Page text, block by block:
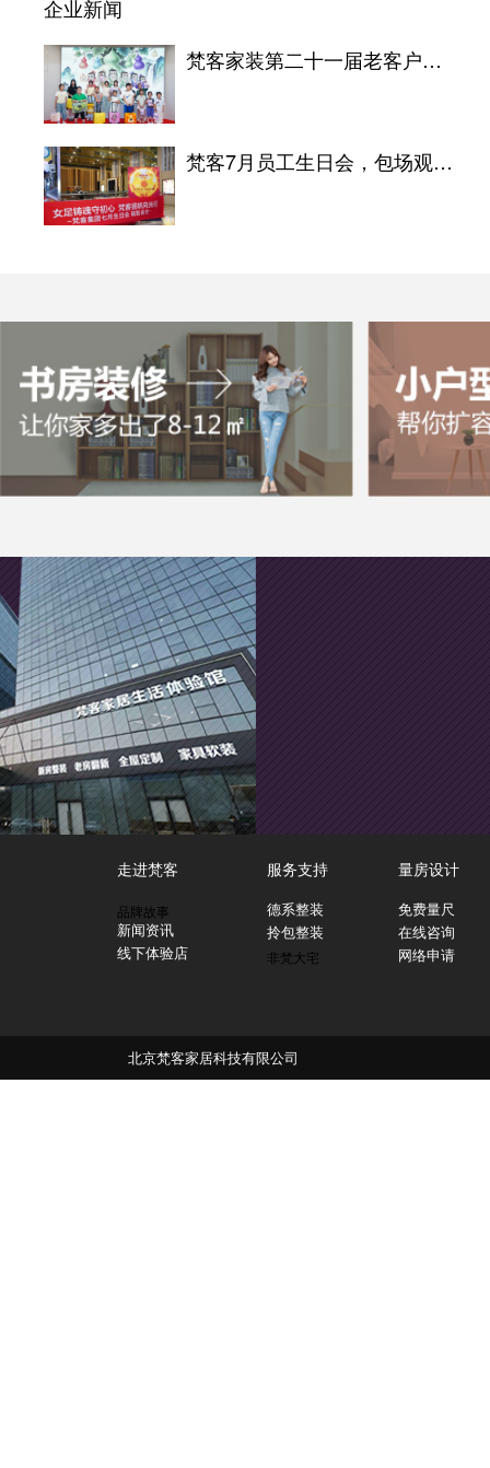
企业新闻
梵客家装第二十一届老客户答
梵客7月员工生日会，包场观影
走进梵客
品牌故事
新闻资讯
线下体验店
服务支持
德系整装
拎包整装
非梵大宅
量房设计
免费量尺
在线咨询
网络申请
北京梵客家居科技有限公司